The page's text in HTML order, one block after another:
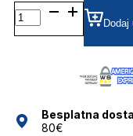
MP505118
GRADIJENT
NAOČALE
Besplatna
80€